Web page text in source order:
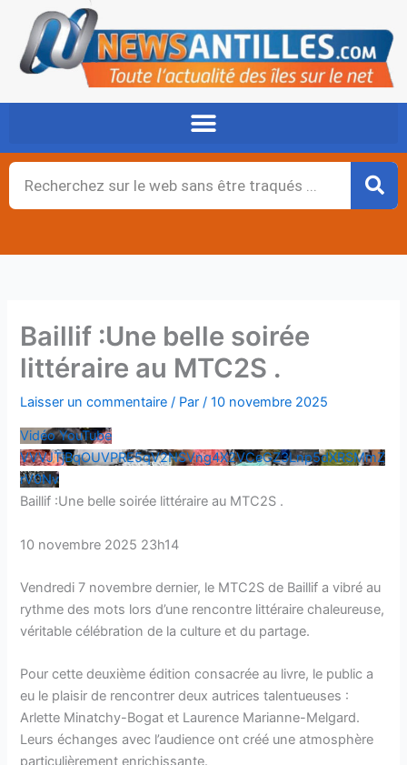
contenu
Rechercher
Baillif :Une belle soirée
littéraire au MTC2S .
Laisser un commentaire / Par/10 novembre 2025
Vidéo YouTube
VVVJTjBqOUVPRE5qV2NSVng4X2VCeGZ3Lnp5dXRSMmZ
rV0Nv
Baillif :Une belle soirée littéraire au MTC2S .
10 novembre 2025 23h14
Vendredi 7 novembre dernier, le MTC2S de Baillif a vibré au
rythme des mots lors d’une rencontre littéraire chaleureuse,
véritable célébration de la culture et du partage.
Pour cette deuxième édition consacrée au livre, le public a
eu le plaisir de rencontrer deux autrices talentueuses :
Arlette Minatchy-Bogat et Laurence Marianne-Melgard.
Leurs échanges avec l’audience ont créé une atmosphère
particulièrement enrichissante.